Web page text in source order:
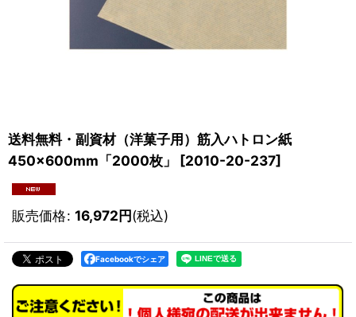
送料無料・副資材（洋菓子用）筋入ハトロン紙
450×600mm「2000枚」
[2010-20-237]
販売価格: 16,972円(税込)
Facebookでシェア